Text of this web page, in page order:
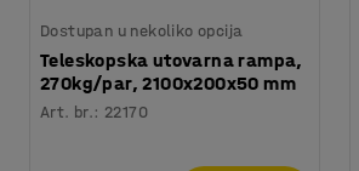
Dostupan u nekoliko opcija
Teleskopska utovarna rampa,
270kg/par, 2100x200x50 mm
Art. br.: 22170